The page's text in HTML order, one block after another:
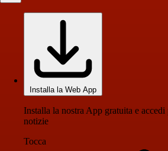
Installa la Web App
Installa la nostra App gratuita e
notizie
Tocca